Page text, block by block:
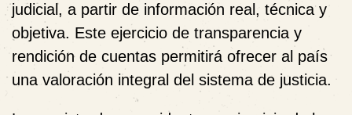
judicial, a partir de información real, técnica y
objetiva. Este ejercicio de transparencia y
rendición de cuentas permitirá ofrecer al país
una valoración integral del sistema de justicia.